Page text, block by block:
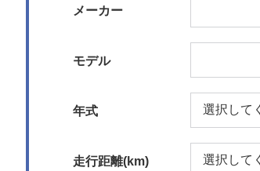
メーカー
モデル
年式
走行距離(km)